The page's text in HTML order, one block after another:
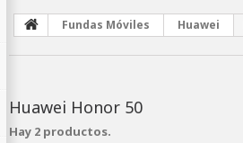
Fundas Móviles Huawei
Huawei Honor 50
Hay 2 productos.